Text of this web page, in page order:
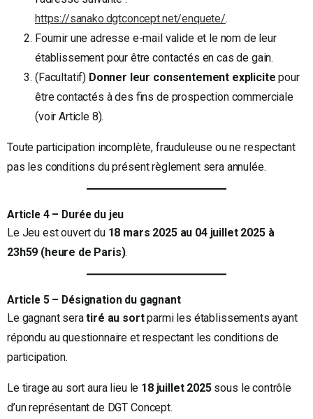
https://sanako.dgtconcept.net/enquete/.
Fournir une adresse e-mail valide et le nom de leur
établissement pour être contactés en cas de gain.
(Facultatif) Donner leur consentement explicite pour
être contactés à des fins de prospection commerciale
(voir Article 8).
Toute participation incomplète, frauduleuse ou ne respectant
pas les conditions du présent règlement sera annulée.
Article 4 – Durée du jeu
Le Jeu est ouvert du 18 mars 2025 au 04 juillet 2025 à
23h59 (heure de Paris).
Article 5 – Désignation du gagnant
Le gagnant seratiré au sortparmi les établissements ayant
répondu au questionnaire et respectant les conditions de
participation.
Le tirage au sort aura lieu le 18 juillet 2025sous le contrôle
d’un représentant de DGT Concept.